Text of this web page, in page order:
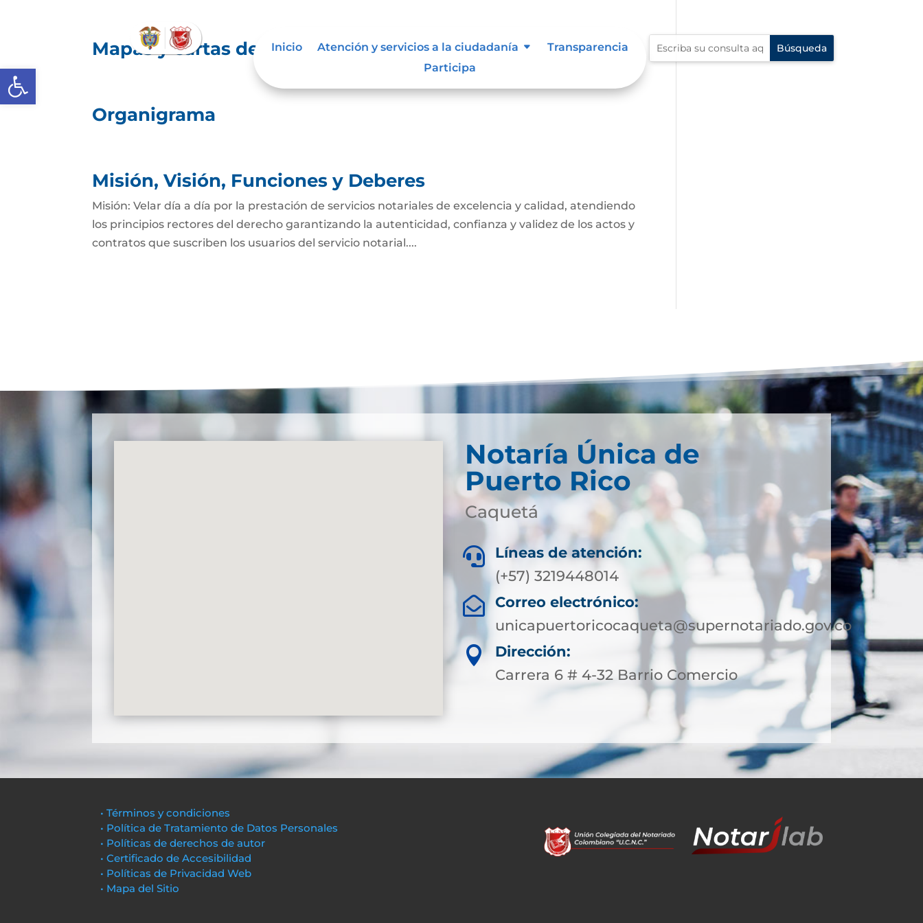
Abrir barra de herramientas
Inicio Atención y servicios a la ciudadanía
Transparencia
Participa
Mapas y cartas descriptivas de los procesos
Organigrama
Misión, Visión, Funciones y Deberes
Misión: Velar día a día por la prestación de servicios notariales de excelencia y calidad, atendiendo
los principios rectores del derecho garantizando la autenticidad, confianza y validez de los actos y
contratos que suscriben los usuarios del servicio notarial....
Notaría Única de
Puerto Rico
Caquetá

Líneas de atención:
(+57) 3219448014

Correo electrónico:
unicapuertoricocaqueta@supernotariado.gov.co

Dirección:
Carrera 6 # 4-32 Barrio Comercio
• Términos y condiciones
• Política de Tratamiento de Datos Personales
• Políticas de derechos de autor
• Certificado de Accesibilidad
• Políticas de Privacidad Web
• Mapa del Sitio